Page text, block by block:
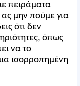
πειράματα
ας μην πούμε για
ότι δεν
όπως
να το
ισορροπημένη